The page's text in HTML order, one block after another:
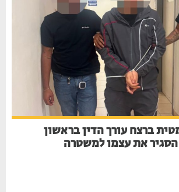
ברצח עורך הדין בראשון
את עצמו למשטרה